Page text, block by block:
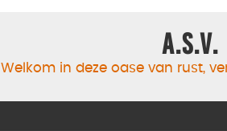
Welkom in deze oase van rust,